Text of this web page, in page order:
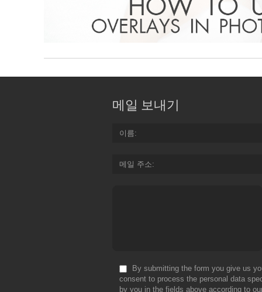
메일 보내기
이름
메일 주소
By submitting the form you give us
consent to process the personal data
by you in the fields above according to